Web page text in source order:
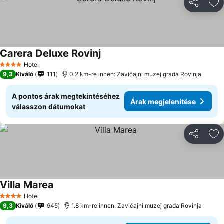
4 KategóriaHotel
Carera Deluxe RovinjÁrak megjelenítése
9,3 Kiváló 111 0.2 km-re innen: Zavičajni muzej grada Rovinja
A pontos árak megtekintéséhez
válasszon dátumokat
Árak megjelenítése
4 KategóriaHotel
Villa Marea
9,3 Kiváló 945 1.8 km-re innen: Zavičajni muzej grada Rovinja